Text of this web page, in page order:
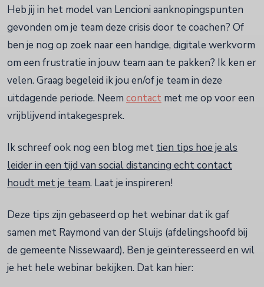
Heb jij in het model van Lencioni aanknopingspunten
gevonden om je team deze crisis door te coachen? Of
ben je nog op zoek naar een handige, digitale werkvorm
om een frustratie in jouw team aan te pakken? Ik ken er
velen. Graag begeleid ik jou en/of je team in deze
uitdagende periode. Neem contact met me op voor een
vrijblijvend intakegesprek.
Ik schreef ook nog een blog met tien tips hoe je als
leider in een tijd van social distancing echt contact
houdt met je team. Laat je inspireren!
Deze tips zijn gebaseerd op het webinar dat ik gaf
samen met Raymond van der Sluijs (afdelingshoofd bij
de gemeente Nissewaard). Ben je geïnteresseerd en wil
je het hele webinar bekijken. Dat kan hier: